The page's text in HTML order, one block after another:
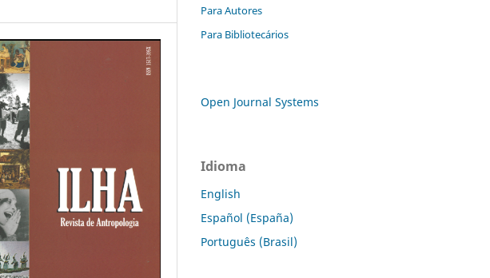
Para Autores
Para Bibliotecários
Open Journal Systems
Idioma
English
Español (España)
Português (Brasil)